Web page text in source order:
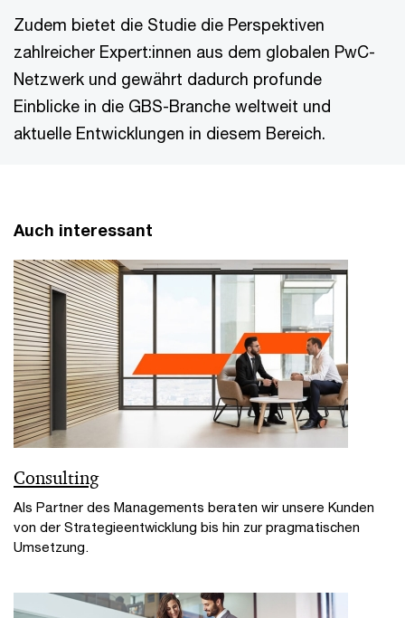
Zudem bietet die Studie die Perspektiven
zahlreicher Expert:innen aus dem globalen PwC-
Netzwerk und gewährt dadurch profunde
Einblicke in die GBS-Branche weltweit und
aktuelle Entwicklungen in diesem Bereich.
Auch interessant
Consulting
Als Partner des Managements beraten wir unsere Kunden
von der Strategieentwicklung bis hin zur pragmatischen
Umsetzung.